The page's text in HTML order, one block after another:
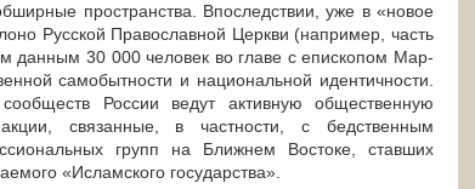
пространства. Впоследствии, уже в «новое
Русской Православной Церкви (например, часть
данным 30 000 человек во главе с епископом Мар-
самобытности и национальной идентичности.
России ведут активную общественную
связанные, в частности, с бедственным
групп на Ближнем Востоке, ставших
«Исламского государства».